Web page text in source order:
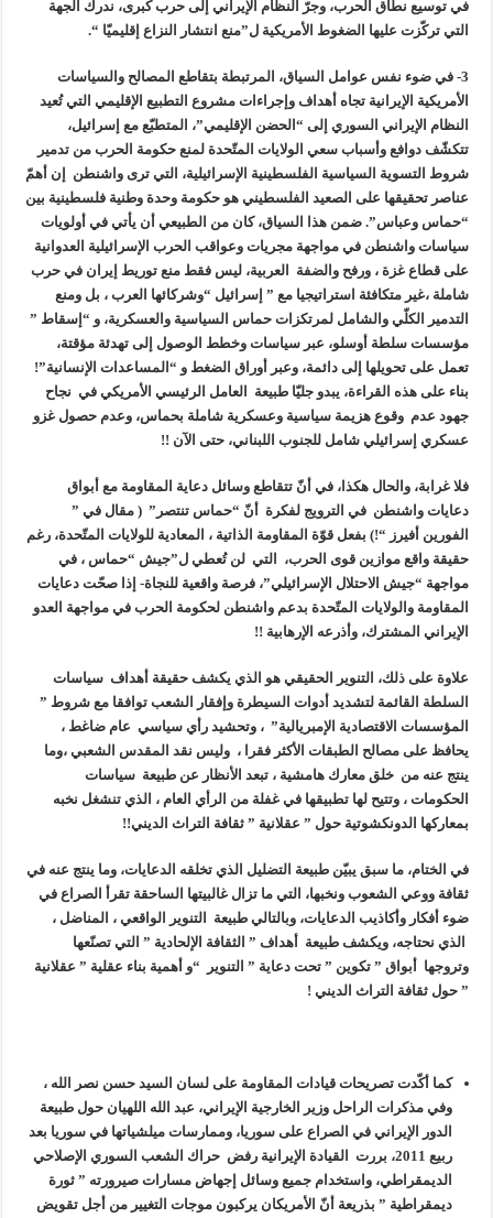
في توسيع نطاق الحرب، وجرّ النظام الإيراني إلى حرب كبرى، ندرك الجهة
التي تركّزت عليها الضغوط الأمريكية ل”منع انتشار النزاع إقليميّا “.
3- في ضوء نفس عوامل السياق، المرتبطة بتقاطع المصالح والسياسات
الأمريكية الإيرانية تجاه أهداف وإجراءات مشروع التطبيع الإقليمي التي تُعيد
النظام الإيراني السوري إلى “الحضن الإقليمي”، المتطبّع مع إسرائيل،
تتكشّف دوافع وأسباب سعي الولايات المتّحدة لمنع حكومة الحرب من تدمير
شروط التسوية السياسية الفلسطينية الإسرائيلية، التي ترى واشنطن إن أهمّ
عناصر تحقيقها على الصعيد الفلسطيني هو حكومة وحدة وطنية فلسطينية بين
“حماس وعباس”. ضمن هذا السياق، كان من الطبيعي أن يأتي في أولويات
سياسات واشنطن في مواجهة مجريات وعواقب الحرب الإسرائيلية العدوانية
على قطاع غزة ، ورفح والضفة العربية، ليس فقط منع توريط إيران في حرب
شاملة ،غير متكافئة استراتيجيا مع ” إسرائيل “وشركائها العرب ، بل ومنع
التدمير الكلّي والشامل لمرتكزات حماس السياسية والعسكرية، و “إسقاط ”
مؤسسات سلطة أوسلو، عبر سياسات وخطط الوصول إلى تهدئة مؤقتة،
تعمل على تحويلها إلى دائمة، وعبر أوراق الضغط و “المساعدات الإنسانية”!
بناء على هذه القراءة، يبدو جليّا طبيعة العامل الرئيسي الأمريكي في نجاح
جهود عدم وقوع هزيمة سياسية وعسكرية شاملة بحماس، وعدم حصول غزو
عسكري إسرائيلي شامل للجنوب اللبناني، حتى الآن !!
فلا غرابة، والحال هكذا، في أنّ تتقاطع وسائل دعاية المقاومة مع أبواق
دعايات واشنطن في الترويج لفكرة أنّ “حماس تنتصر” ( مقال في ”
الفورين أفيرز “!) بفعل قوّة المقاومة الذاتية ، المعادية للولايات المتّحدة، رغم
حقيقة واقع موازين قوى الحرب، التي لن تُعطي ل”جيش “حماس ، في
مواجهة “جيش الاحتلال الإسرائيلي”، فرصة واقعية للنجاة- إذا صحّت دعايات
المقاومة والولايات المتّحدة بدعم واشنطن لحكومة الحرب في مواجهة العدو
الإيراني المشترك، وأذرعه الإرهابية !!
علاوة على ذلك، التنوير الحقيقي هو الذي يكشف حقيقة أهداف سياسات
السلطة القائمة لتشديد أدوات السيطرة وإفقار الشعب توافقا مع شروط ”
المؤسسات الاقتصادية الإمبريالية” ، وتحشيد رأي سياسي عام ضاغط ،
يحافظ على مصالح الطبقات الأكثر فقرا ، وليس نقد المقدس الشعبي ،وما
ينتج عنه من خلق معارك هامشية ، تبعد الأنظار عن طبيعة سياسات
الحكومات ، وتتيح لها تطبيقها في غفلة من الرأي العام ، الذي تنشغل نخبه
بمعاركها الدونكشوتية حول ” عقلانية ” ثقافة التراث الديني!!
في الختام، ما سبق يبيّن طبيعة التضليل الذي تخلقه الدعايات، وما ينتج عنه في
ثقافة ووعي الشعوب ونخبها، التي ما تزال غالبيتها الساحقة تقرأ الصراع في
ضوء أفكار وأكاذيب الدعايات، وبالتالي طبيعة التنوير الواقعي ، المناضل ،
الذي نحتاجه، ويكشف طبيعة أهداف ” الثقافة الإلحادية ” التي تصنّعها
وتروجها أبواق ” تكوين ” تحت دعاية ” التنوير “و أهمية بناء عقلية ” عقلانية
” حول ثقافة التراث الديني !
كما أكّدت تصريحات قيادات المقاومة على لسان السيد حسن نصر الله ،
وفي مذكرات الراحل وزير الخارجية الإيراني، عبد الله اللهيان حول طبيعة
الدور الإيراني في الصراع على سوريا، وممارسات ميلشياتها في سوريا بعد
ربيع 2011، بررت القيادة الإيرانية رفض حراك الشعب السوري الإصلاحي
الديمقراطي، واستخدام جميع وسائل إجهاض مسارات صيرورته ”ثورة
ديمقراطية ” بذريعة أنّ الأمريكان يركبون موجات التغيير من أجل تقويض